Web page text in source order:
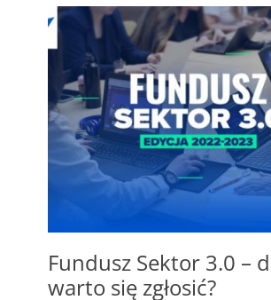
Fundusz Sektor 3.0 –
warto się zgłosić?